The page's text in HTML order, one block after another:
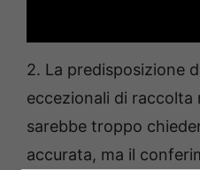
2. La predisposizione
eccezionali di
sarebbe troppo
accurata, ma il